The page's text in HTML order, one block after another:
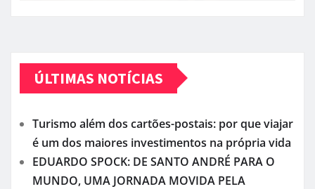
ÚLTIMAS NOTÍCIAS
Turismo além dos cartões-postais: por que viajar
é um dos maiores investimentos na própria vida
EDUARDO SPOCK: DE SANTO ANDRÉ PARA O
MUNDO, UMA JORNADA MOVIDA PELA